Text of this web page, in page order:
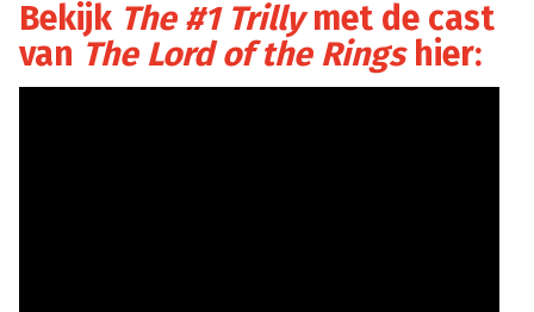
Bekijk The #1 Trillymet de cast
van The Lord of the Ringshier: